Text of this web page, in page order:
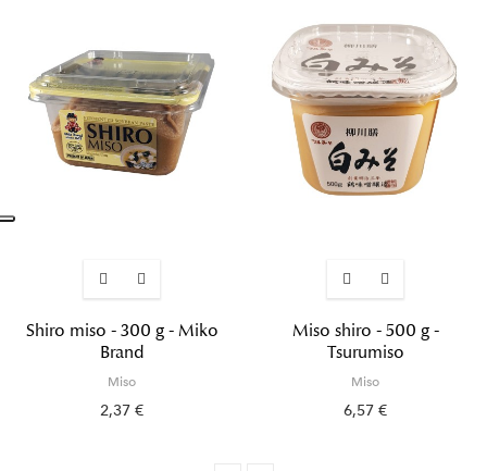
Shiro miso - 300 g - Miko
Brand
Miso
2,37 €
Miso shiro - 500 g -
Tsurumiso
Miso
6,57 €